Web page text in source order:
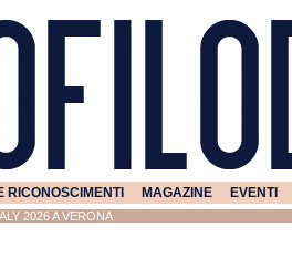
RICONOSCIMENTI MAGAZINE EVENTI
2026 A VERONA